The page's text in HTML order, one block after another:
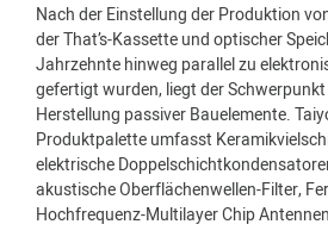
Nach der Einstellung der Produktion
der That’s-Kassette und optischer
Jahrzehnte hinweg parallel zu
gefertigt wurden, liegt der
Herstellung passiver Bauelemente.
Produktpalette umfasst
elektrische
akustische Oberflächenwellen-Filter,
Hochfrequenz-Multilayer Chip